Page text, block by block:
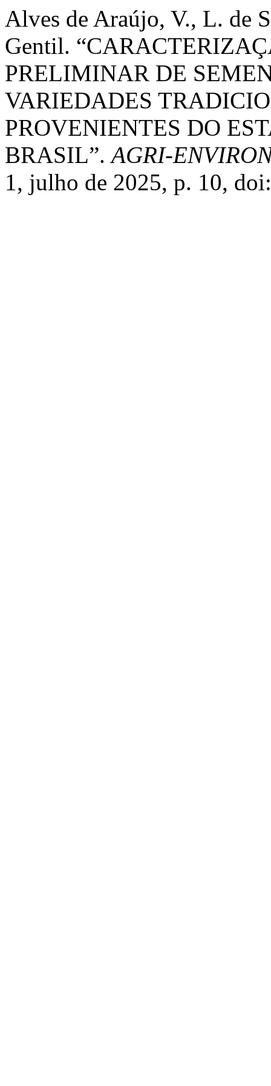
Alves de Araújo, V., L. de
Gentil.
PRELIMINAR DE
VARIEDADES
PROVENIENTES DO
BRASIL”.AGRI-
1, julho de 2025, p. 10,